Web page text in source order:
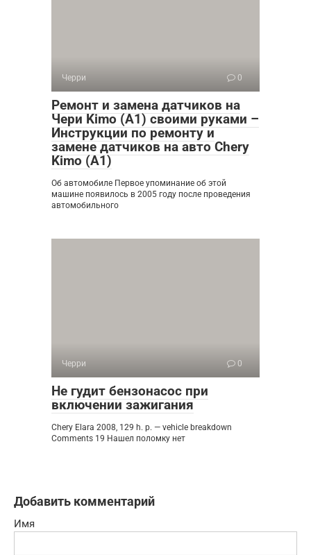
Черри 0
Ремонт и замена датчиков на
Чери Kimo (A1) своими руками –
Инструкции по ремонту и
замене датчиков на авто Chery
Kimo (A1)
Об автомобиле Первое упоминание об этой
машине появилось в 2005 году после проведения
автомобильного
Черри 0
Не гудит бензонасос при
включении зажигания
Chery Elara 2008, 129 h. p. — vehicle breakdown
Comments 19 Нашел поломку нет
Добавить комментарий
Имя